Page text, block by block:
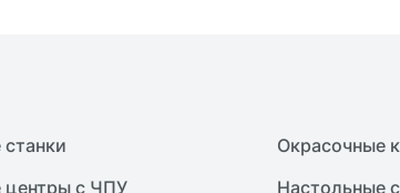
центры с ЧПУ
Окрасочные
Настольные